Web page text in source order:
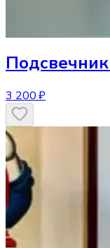
Подсвечник
3 200 ₽